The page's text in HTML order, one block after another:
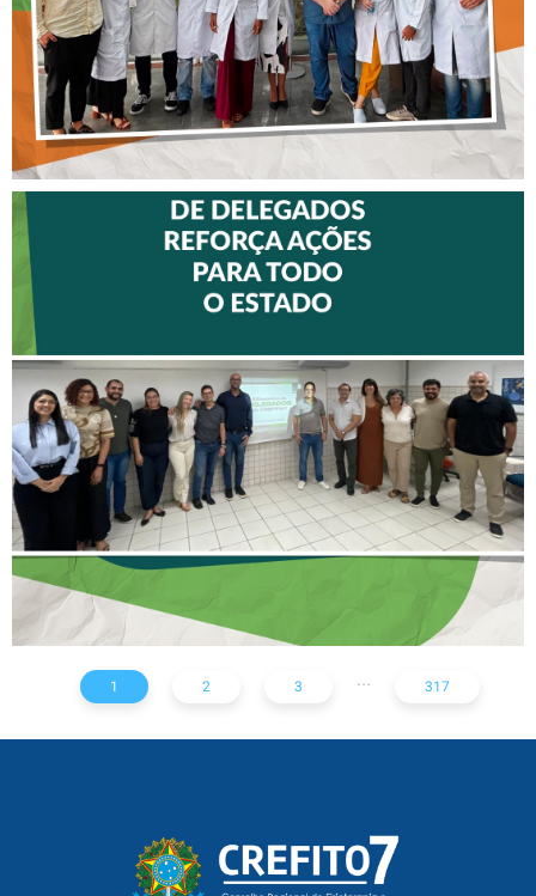
DELEGADOS REFORÇA
AÇÕES PARA TODO O
ESTADO
1 2 3 ... 317